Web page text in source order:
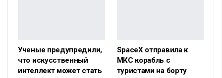
Ученые предупредили,
что искусственный
интеллект может стать
SpaceX отправила к
МКС корабль с
туристами на борту